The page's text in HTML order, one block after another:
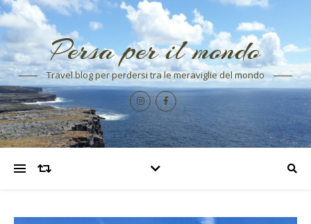
Persa per il mondo
Travel blog per perdersi tra le meraviglie del mondo